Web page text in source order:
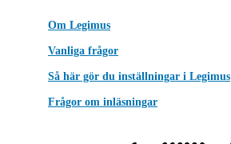
Om Legimus
Vanliga frågor
Så här gör du inställningar i Legimus
Frågor om inläsningar